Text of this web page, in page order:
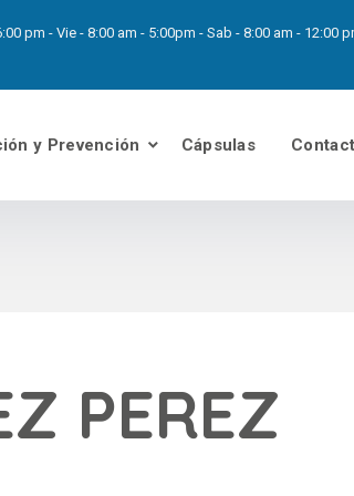
pm - Vie - 8:00 am - 5:00pm - Sab - 8:00 am - 12:00
y Prevención Cápsulas
PEREZ